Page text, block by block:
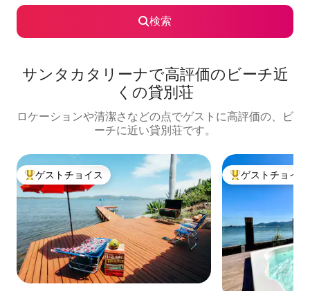
検索
サンタカタリーナで高評価のビーチ近
くの貸別荘
ロケーションや清潔さなどの点でゲストに高評価の、ビ
ーチに近い貸別荘です。
大好評のゲストチョイスです。
ゲストチョイス 大好評のゲスト
ゲストチョイス